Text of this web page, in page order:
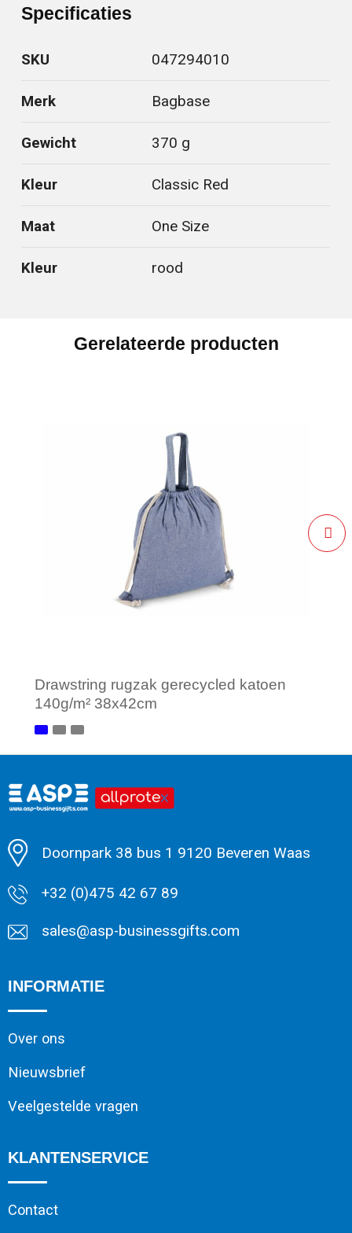
Specificaties
SKU 047294010
Merk Bagbase
Gewicht 370 g
Kleur Classic Red
Maat One Size
Kleur rood
Gerelateerde producten
Drawstring rugzak gerecycled katoen
140g/m² 38x42cm
Minimale afname: 1
Doornpark 38 bus 1 9120 Beveren Waas
+32 (0)475 42 67 89
sales@asp-businessgifts.com
INFORMATIE
Over ons
Nieuwsbrief
Veelgestelde vragen
KLANTENSERVICE
Contact